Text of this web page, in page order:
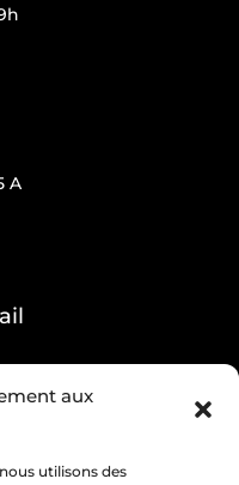
aux
utilisons des
A
NOUS !